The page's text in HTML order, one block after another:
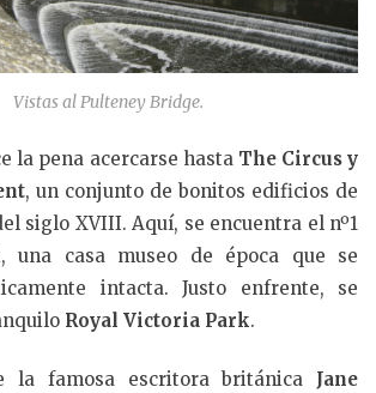
Vistas al Pulteney Bridge.
la pena acercarse hasta The Circus y
, un conjunto de bonitos edificios de
siglo XVIII. Aquí, se encuentra el nº1
una casa museo de época que se
intacta. Justo enfrente, se
Royal Victoria Park.
la famosa escritora británica Jane